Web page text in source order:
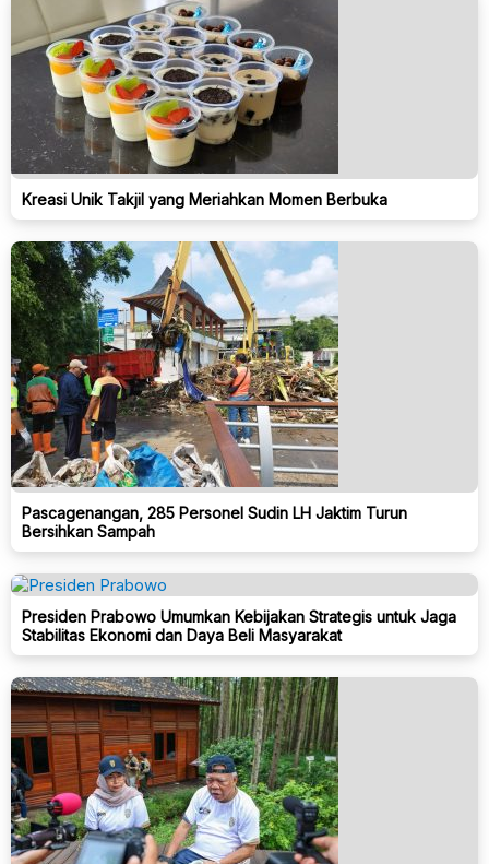
Kreasi Unik Takjil yang Meriahkan Momen Berbuka
Pascagenangan, 285 Personel Sudin LH Jaktim Turun
Bersihkan Sampah
Presiden Prabowo Umumkan Kebijakan Strategis untuk Jaga
Stabilitas Ekonomi dan Daya Beli Masyarakat